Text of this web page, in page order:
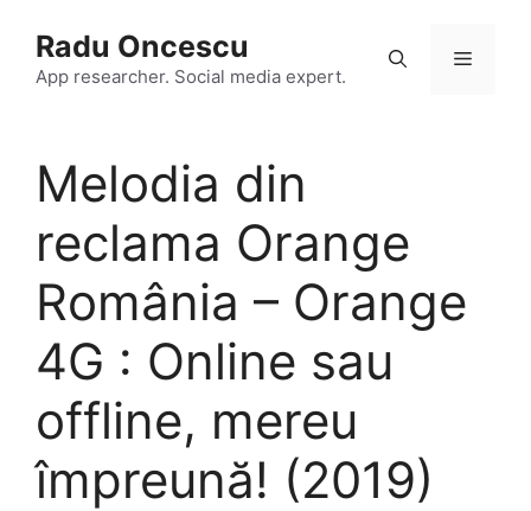
content
Radu Oncescu
App researcher. Social media expert.
Menu
Melodia din
reclama Orange
România – Orange
4G : Online sau
offline, mereu
împreună! (2019)